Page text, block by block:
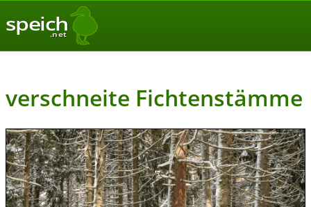
speich
.net
verschneite Fichtenstämme